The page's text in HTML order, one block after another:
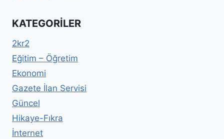
KATEGORILER
2kr2
Eğitim – Öğretim
Ekonomi
Gazete İlan Servisi
Güncel
Hikaye-Fıkra
İnternet